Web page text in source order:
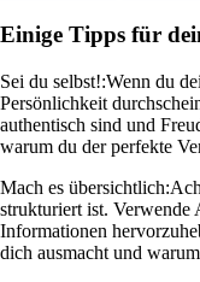
Einige Tipps für
Sei du selbst!:Wenn du
Persönlichkeit
authentisch sind und
warum du der perfekte
Mach es übersichtlich:
strukturiert ist. Verwende
Informationen
dich ausmacht und